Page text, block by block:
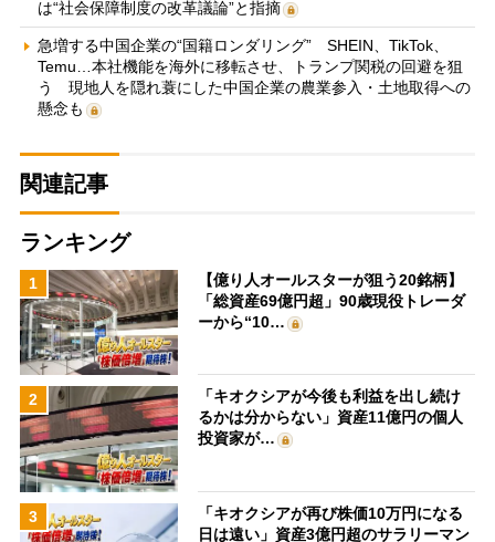
は“社会保障制度の改革議論”と指摘
急増する中国企業の“国籍ロンダリング” SHEIN、TikTok、
Temu…本社機能を海外に移転させ、トランプ関税の回避を狙
う 現地人を隠れ蓑にした中国企業の農業参入・土地取得への
懸念も
関連記事
ランキング
1
【億り人オールスターが狙う20銘柄】
「総資産69億円超」90歳現役トレーダ
ーから“10…
2
「キオクシアが今後も利益を出し続け
るかは分からない」資産11億円の個人
投資家が…
3
「キオクシアが再び株価10万円になる
日は遠い」資産3億円超のサラリーマン